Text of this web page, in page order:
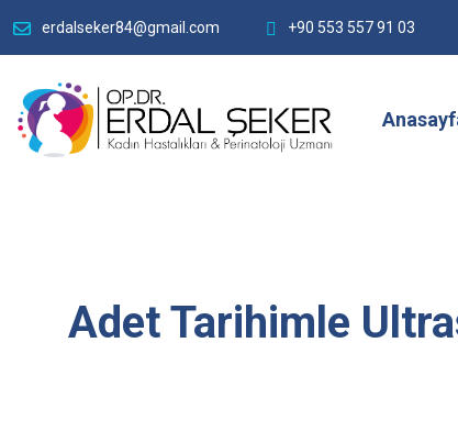
erdalseker84@gmail.com +90 553 557 91 03
Adet Tarihimle